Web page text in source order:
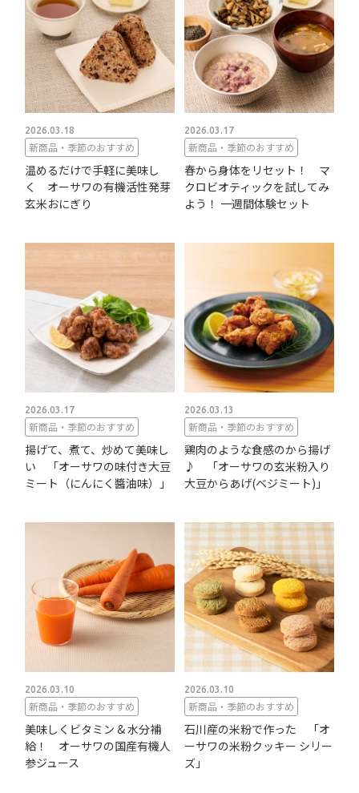
2026.03.18
新商品・季節のおすすめ
温めるだけで手軽に美味し
く オーサワの有機活性発芽
玄米おにぎり
2026.03.17
新商品・季節のおすすめ
春から身体をリセット！ マ
クロビオティックを試してみ
よう！ 一週間体験セット
2026.03.17
新商品・季節のおすすめ
揚げて、煮て、炒めて美味し
い 「オーサワの味付き大豆
ミート（にんにく醬油味）」
2026.03.13
新商品・季節のおすすめ
鶏肉のような食感のから揚げ
♪ 「オーサワの玄米粉入り
大豆からあげ(ベジミート)」
2026.03.10
新商品・季節のおすすめ
美味しくビタミン & 水分補
給！ オーサワの国産有機人
参ジュース
2026.03.10
新商品・季節のおすすめ
石川産の米粉で作った 「オ
ーサワの米粉クッキー シリー
ズ」